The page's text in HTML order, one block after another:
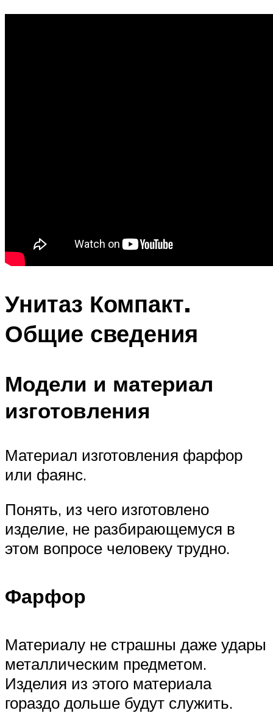
Унитаз Компакт.
Общие сведения
Модели и материал
изготовления
Материал изготовления фарфор
или фаянс.
Понять, из чего изготовлено
изделие, не разбирающемуся в
этом вопросе человеку трудно.
Фарфор
Материалу не страшны даже удары
металлическим предметом.
Изделия из этого материала
гораздо дольше будут служить.